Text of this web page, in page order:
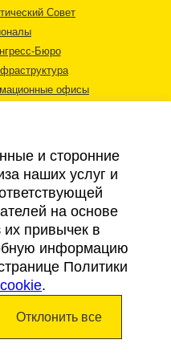
Совет
Бюро
офисы
Совет. Все права
и сторонние
наших услуг и
на основе
привычек в
информацию
Политики
cookie.
Отклонить все